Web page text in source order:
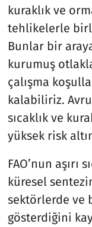
kuraklık ve
tehlikelerle
Bunlar bir
kurumuş
çalışma
kalabiliriz.
sıcaklık ve
yüksek risk
FAO’nun aşırı
küresel
sektörlerde ve
gösterdiğini